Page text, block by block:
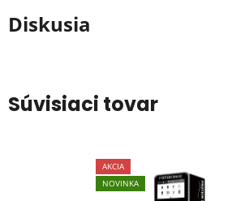
Diskusia
Súvisiaci tovar
AKCIA
NOVINKA